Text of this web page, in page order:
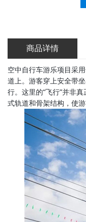
商品详情
空中自行车游乐项目采
道上。游客穿上安全带
行。这里的“飞行”并非
式轨道和骨架结构，使